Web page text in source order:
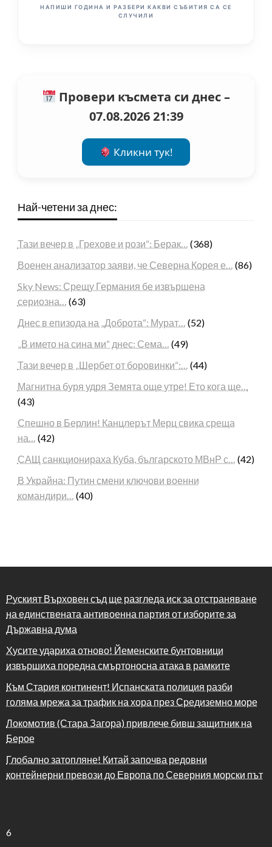
НАПИШИ ГОДИНА И РАЗБЕРИ КАКВИ СЪБИТИЯ СА СЕ
СЛУЧИЛИ
Провери късмета си днес –
07.08.2026 21:39
Кликни тук!
Най-четени за днес:
Тази вечер в „Грехове и рози“: Берак… (368)
Военен анализатор заяви, че Северна Корея е… (86)
Sky News: Срещу Германия бе извършена
сериозна… (63)
Днес в епизода на „Доброта“: Мурат… (52)
„В името на сина ми“ днес: Сема… (49)
Тази вечер в „Шербет от боровинки“:… (44)
Магнитна буря удря Земята още утре! Ето кога ще…
(43)
Спешно в Берлин! Канцлерът Мерц свика среща
на… (42)
САЩ санкционираха Куба, българското МВнР с… (42)
В Украйна: Путин смени ключови военни
командири… (40)
Руският Върховен съд ще разгледа иск за отстраняване
на единствената антивоенна партия от изборите за
Държавна дума
Хусите удариха отново! Йеменските бунтовници
извършиха поредна смъртоносна атака в рамките
Към Стария континент! Испанската полиция разби
голяма мрежа за трафик на хора през Средиземно море
Локомотив (Стара Загора) привлече бивш защитник на
Берое
Глобално затопляне! Китай започва редовни
контейнерни превози до Европа по Северния морски път
6